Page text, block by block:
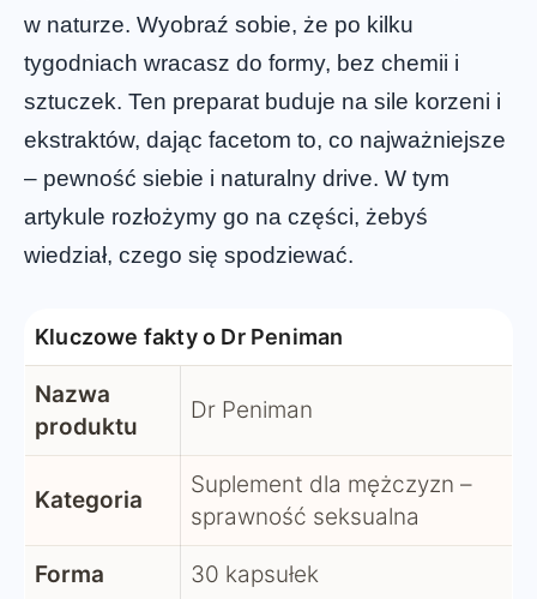
w naturze. Wyobraź sobie, że po kilku
tygodniach wracasz do formy, bez chemii i
sztuczek. Ten preparat buduje na sile korzeni i
ekstraktów, dając facetom to, co najważniejsze
– pewność siebie i naturalny drive. W tym
artykule rozłożymy go na części, żebyś
wiedział, czego się spodziewać.
Kluczowe fakty o Dr Peniman
Nazwa
produktu
Dr Peniman
Kategoria
Suplement dla mężczyzn –
sprawność seksualna
Forma 30 kapsułek